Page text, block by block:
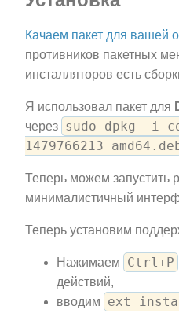
Качаем пакет для вашей
противников пакетных
инсталляторов есть
Я использовал пакет для
через sudo dpkg -i
Теперь можем запустить
минималистичный
Теперь установим
Нажимаем Ctrl+P
действий,
вводим
ext